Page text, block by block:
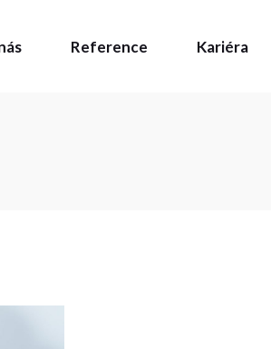
Reference Kariéra